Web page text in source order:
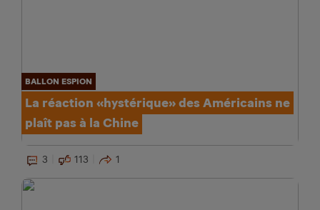
BALLON ESPION
La réaction «hystérique» des Américains ne
plaît pas à la Chine
3 113 1